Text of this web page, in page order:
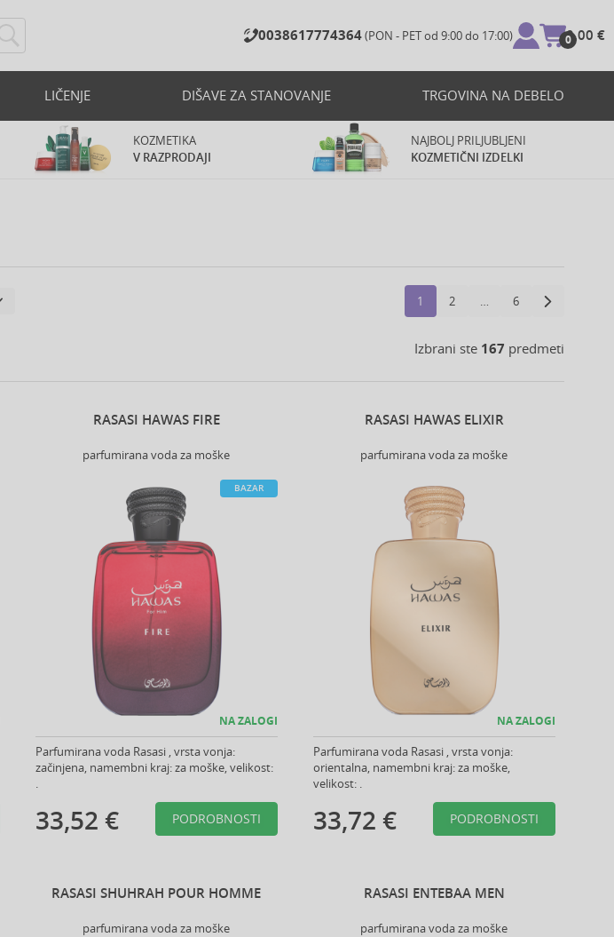
0038617774364(PON - PET od 9:00 do 17:00) 0
0,00 €
LIČENJE DIŠAVE ZA STANOVANJE TRGOVINA NA DEBELO
KOZMETIKA
V RAZPRODAJI
NAJBOLJ PRILJUBLJENI
KOZMETIČNI IZDELKI
1 2 … 6
Izbrani ste 167 predmeti
RASASI HAWAS FIRE
parfumirana voda za moške
BAZAR
NA ZALOGI
Parfumirana voda Rasasi , vrsta vonja:
začinjena, namembni kraj: za moške, velikost:
.
33,52 € PODROBNOSTI
RASASI HAWAS ELIXIR
parfumirana voda za moške
NA ZALOGI
Parfumirana voda Rasasi , vrsta vonja:
orientalna, namembni kraj: za moške,
velikost: .
33,72 € PODROBNOSTI
RASASI SHUHRAH POUR HOMME
parfumirana voda za moške
RASASI ENTEBAA MEN
parfumirana voda za moške